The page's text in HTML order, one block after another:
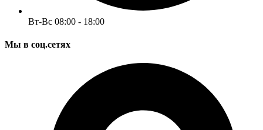
Вт-Вс 08:00 - 18:00
Мы в соц.сетях